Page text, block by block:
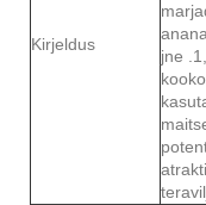
Kirjeldus
jne